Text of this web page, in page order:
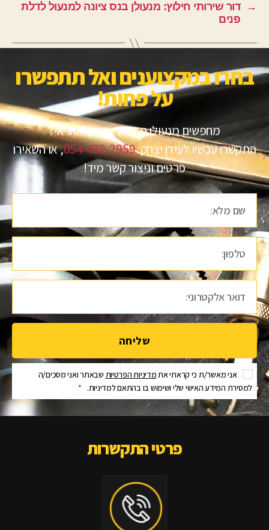
→
דור שירותי חילוץ: מנעולן בנס ציונה למנעול לדלת
פנים
בחרו במקצוענים ואל תתפשרו
על פחות!​
מחפשים מנעולן מקצועי, אמין ואחראי?
התקשרו עכשיו לעידן יצחק:054-439-2959, או השאירו
פרטים וניצור קשר מיד!
שליחה
אני מאשר/ת כי קראתי אתמדיניות הפרטיות שבאתר ואני מסכים/ה
למסירת המידע האישי שלי ושימוש בו בהתאם למדיניות. *
פרטי התקשרות